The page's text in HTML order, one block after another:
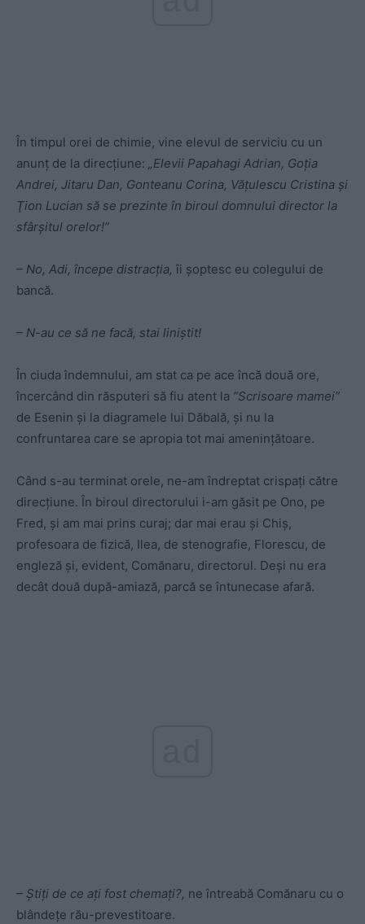
În timpul orei de chimie, vine elevul de serviciu cu un
anunţ de la direcţiune: „Elevii Papahagi Adrian, Goţia
Andrei, Jitaru Dan, Gonteanu Corina, Văţulescu Cristina şi
Ţion Lucian să se prezinte în biroul domnului director la
sfârşitul orelor!”
– No, Adi, începe distracţia, îi şoptesc eu colegului de
bancă.
– N-au ce să ne facă, stai liniştit!
În ciuda îndemnului, am stat ca pe ace încă două ore,
încercând din răsputeri să fiu atent la “Scrisoare mamei”
de Esenin şi la diagramele lui Dăbală, şi nu la
confruntarea care se apropia tot mai ameninţătoare.
Când s-au terminat orele, ne-am îndreptat crispaţi către
direcţiune. În biroul directorului i-am găsit pe Ono, pe
Fred, şi am mai prins curaj; dar mai erau şi Chiş,
profesoara de fizică, Ilea, de stenografie, Florescu, de
engleză şi, evident, Comănaru, directorul. Deşi nu era
decât două după-amiază, parcă se întunecase afară.
– Ştiţi de ce aţi fost chemaţi?, ne întreabă Comănaru cu o
blândeţe rău-prevestitoare.